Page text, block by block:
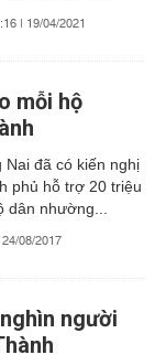
| 19/04/2021
mỗi hộ
Nai đã có kiến nghị
phủ hỗ trợ 20 triệu
dân nhường...
08/2017
người